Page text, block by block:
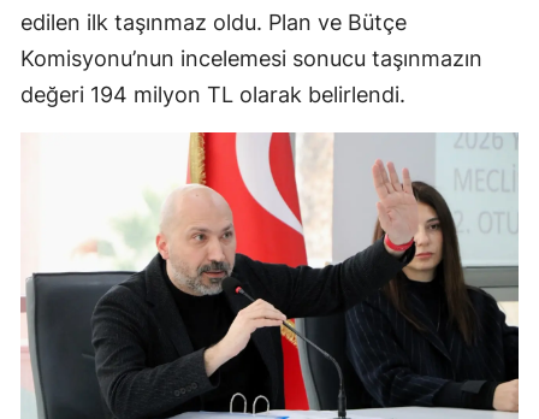
edilen ilk taşınmaz oldu. Plan ve Bütçe
Komisyonu’nun incelemesi sonucu taşınmazın
değeri 194 milyon TL olarak belirlendi.